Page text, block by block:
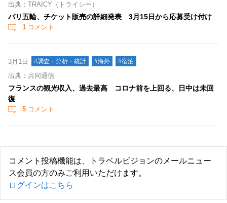
出典：TRAICY（トライシー）
パリ五輪、チケット販売の詳細発表 3月15日から応募受け付け
1 コメント
3月1日 #調査・分析・統計 #海外 #宿泊
出典：共同通信
フランスの観光収入、過去最高 コロナ前を上回る、日中は未回
復
5 コメント
コメント投稿機能は、トラベルビジョンのメールニュー
ス会員の方のみご利用いただけます。
ログインはこちら